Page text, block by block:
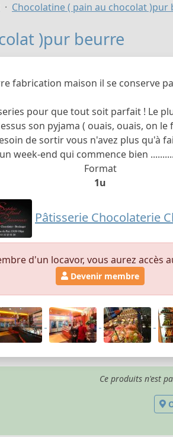
Chocolatine ( pain au chocolat )pur
)pur beurre
fabrication maison il se conserve
pour que tout soit parfait ! Le
son pyjama ( ouais, ouais, on le
de sortir vous n'avez plus qu'à
week-end qui commence bien
Format
1u
Pâtisserie Chocolaterie
d'un locavor, vous aurez accès
Devenir membre
Ce produits n'est